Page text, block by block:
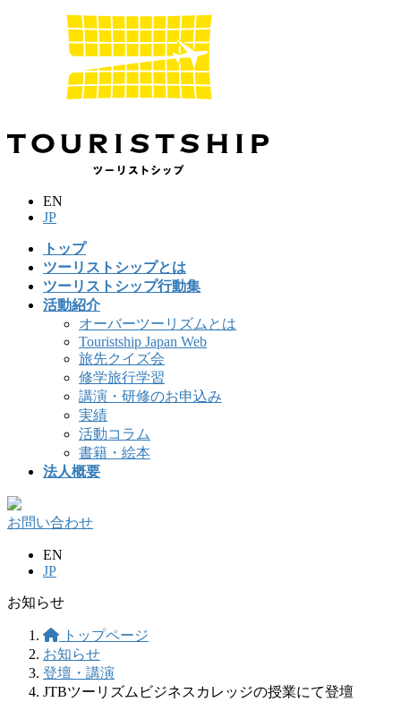
移
動
ン
に
EN
JP
トップ
ツーリストシップとは
ツーリストシップ行動集
活動紹介
オーバーツーリズムとは
Touristship Japan Web
旅先クイズ会
修学旅行学習
講演・研修のお申込み
実績
活動コラム
書籍・絵本
法人概要
お問い合わせ
EN
JP
お知らせ
トップページ
お知らせ
登壇・講演
JTBツーリズムビジネスカレッジの授業にて登壇